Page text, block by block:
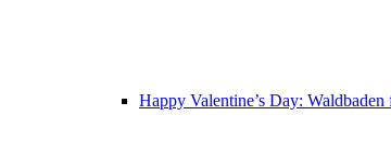
Happy Valentine’s Day: Waldbaden